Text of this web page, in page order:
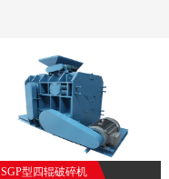
SGP型四辊破碎机